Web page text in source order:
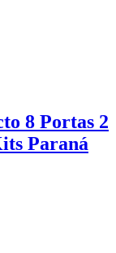
8 Portas 2
Paraná